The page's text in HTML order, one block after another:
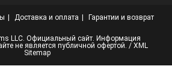
Доставка и оплата Гарантии и возврат
LLC. Официальный сайт. Информация
не является публичной офертой. / XML
Sitemap